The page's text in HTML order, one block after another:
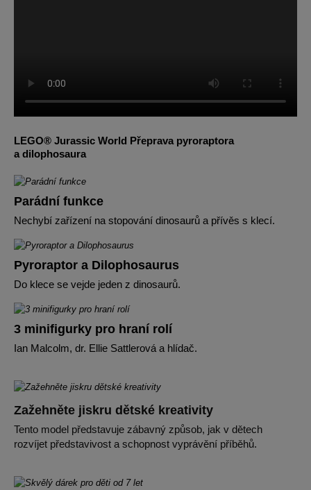
LEGO® Jurassic World Přeprava pyroraptora
a dilophosaura
Parádní funkce
Nechybí zařízení na stopování dinosaurů a přívěs s klecí.
Pyroraptor a Dilophosaurus
Do klece se vejde jeden z dinosaurů.
3 minifigurky pro hraní rolí
Ian Malcolm, dr. Ellie Sattlerová a hlídač.
Zažehněte jiskru dětské kreativity
Tento model představuje zábavný způsob, jak v dětech
rozvíjet představivost a schopnost vyprávění příběhů.